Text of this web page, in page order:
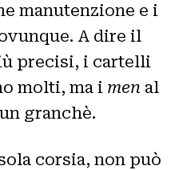
manutenzione e i
A dire il
precisi, i cartelli
molti, ma i men al
granchè.
corsia, non può